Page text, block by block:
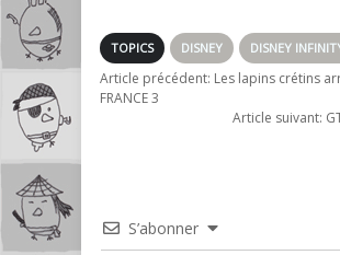
3 ?
TOPICS DISNEY DISNEY
Article précédent: Les lapins crétins
FRANCE 3
Article suivant:
S’abonner